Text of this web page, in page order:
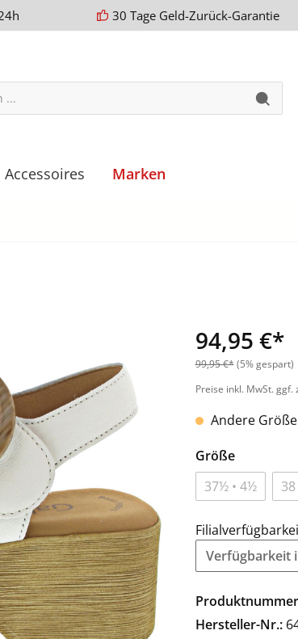
30 Tage Geld-Zurück-Garantie
Accessoires Marken
94,95 €*
99,95 €* (5% gespart)
Preise inkl. MwSt. ggf.
Andere
Größe
37½ • 4½
38
Verfügbarkeit
Hersteller-Nr.: